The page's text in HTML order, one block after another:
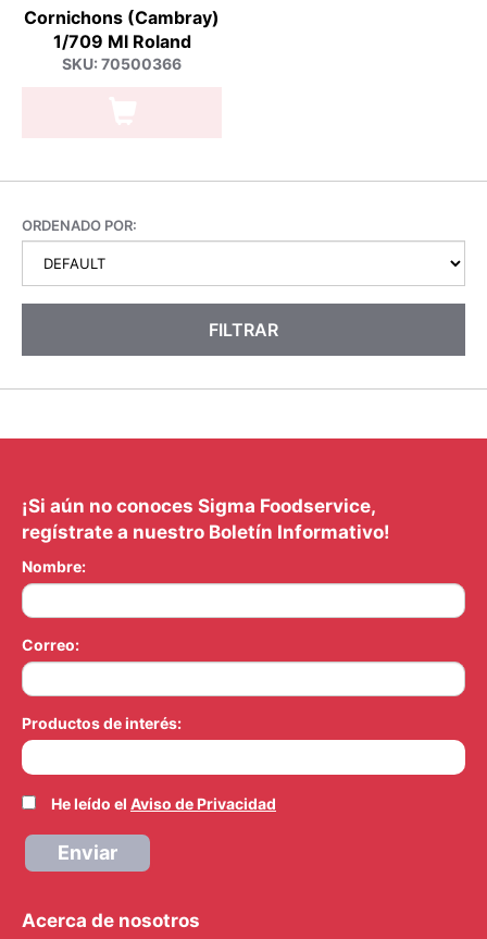
Cornichons (Cambray)
1/709 Ml Roland
SKU: 70500366
ORDENADO POR:
FILTRAR
¡Si aún no conoces Sigma Foodservice,
regístrate a nuestro Boletín Informativo!
Nombre:
Correo:
Productos de interés:
He leído el Aviso de Privacidad
Enviar
Acerca de nosotros